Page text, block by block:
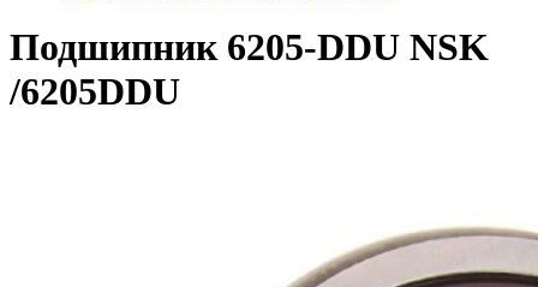
Подшипник 6205-DDU NSK
/6205DDU